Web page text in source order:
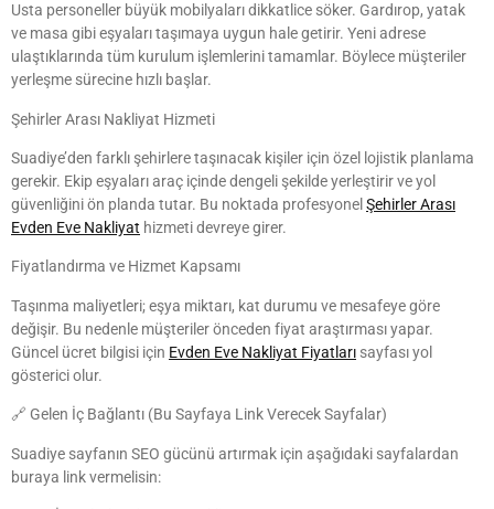
Usta personeller büyük mobilyaları dikkatlice söker. Gardırop, yatak
ve masa gibi eşyaları taşımaya uygun hale getirir. Yeni adrese
ulaştıklarında tüm kurulum işlemlerini tamamlar. Böylece müşteriler
yerleşme sürecine hızlı başlar.
Şehirler Arası Nakliyat Hizmeti
Suadiye’den farklı şehirlere taşınacak kişiler için özel lojistik planlama
gerekir. Ekip eşyaları araç içinde dengeli şekilde yerleştirir ve yol
güvenliğini ön planda tutar. Bu noktada profesyonel Şehirler Arası
Evden Eve Nakliyat hizmeti devreye girer.
Fiyatlandırma ve Hizmet Kapsamı
Taşınma maliyetleri; eşya miktarı, kat durumu ve mesafeye göre
değişir. Bu nedenle müşteriler önceden fiyat araştırması yapar.
Güncel ücret bilgisi için Evden Eve Nakliyat Fiyatları sayfası yol
gösterici olur.
🔗 Gelen İç Bağlantı (Bu Sayfaya Link Verecek Sayfalar)
Suadiye sayfanın SEO gücünü artırmak için aşağıdaki sayfalardan
buraya link vermelisin: